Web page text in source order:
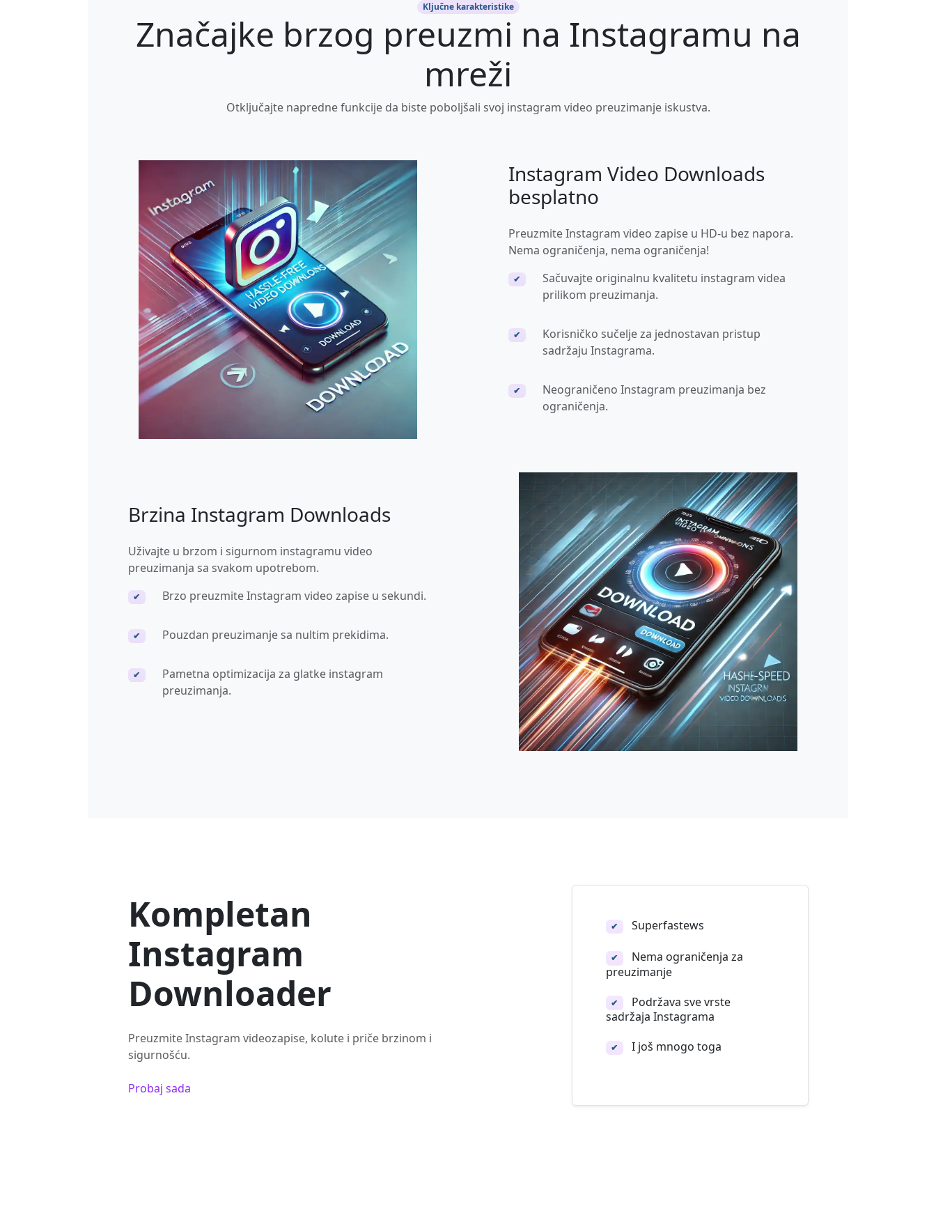
Ključne karakteristike
Značajke brzog preuzmi na Instagramu na
mreži
Otključajte napredne funkcije da biste poboljšali svoj instagram video preuzimanje iskustva.
Instagram Video Downloads
besplatno
Preuzmite Instagram video zapise u HD-u bez napora.
Nema ograničenja, nema ograničenja!
✔
Sačuvajte originalnu kvalitetu instagram videa
prilikom preuzimanja.
✔
Korisničko sučelje za jednostavan pristup
sadržaju Instagrama.
✔
Neograničeno Instagram preuzimanja bez
ograničenja.
Brzina Instagram Downloads
Uživajte u brzom i sigurnom instagramu video
preuzimanja sa svakom upotrebom.
✔ Brzo preuzmite Instagram video zapise u sekundi.
✔ Pouzdan preuzimanje sa nultim prekidima.
✔
Pametna optimizacija za glatke instagram
preuzimanja.
Kompletan
Instagram
Downloader
Preuzmite Instagram videozapise, kolute i priče brzinom i
sigurnošću.
Probaj sada
✔ Superfastews
✔
Nema ograničenja za
preuzimanje
✔
Podržava sve vrste
sadržaja Instagrama
✔ I još mnogo toga